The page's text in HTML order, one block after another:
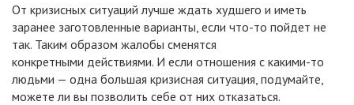
От кризисных ситуаций лучше ждать худшего и иметь
заранее заготовленные варианты, если что-то пойдет не
так. Таким образом жалобы сменятся
конкретными действиями. И если отношения с какими-то
людьми — одна большая кризисная ситуация, подумайте,
можете ли вы позволить себе от них отказаться.